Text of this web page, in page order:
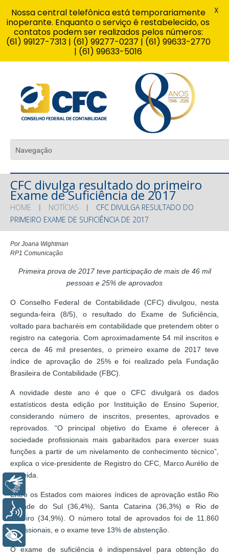
CFC divulga resultado do primeiro
Exame de Suficiência de 2017
HOME NOTÍCIAS
CFC DIVULGA RESULTADO DO
PRIMEIRO EXAME DE SUFICIÊNCIA DE 2017
Por Joana Wightman
RP1 Comunicação
Primeira prova de 2017 teve participação de mais de 46 mil
pessoas e 25% de aprovados
O Conselho Federal de Contabilidade (CFC) divulgou, nesta
segunda-feira (8/5), o resultado do Exame de Suficiência,
voltado para bacharéis em contabilidade que pretendem obter o
registro na categoria. Com aproximadamente 54 mil inscritos e
cerca de 46 mil presentes, o primeiro exame de 2017 teve
índice de aprovação de 25% e foi realizado pela Fundação
Brasileira de Contabilidade (FBC).
A novidade deste ano é que o CFC divulgará os dados
estatísticos desta edição por Instituição de Ensino Superior,
considerando número de inscritos, presentes, aprovados e
reprovados. “O principal objetivo do Exame é oferecer à
sociedade profissionais mais gabaritados para exercer suas
funções a partir de um nivelamento de conhecimento técnico”,
explica o vice-presidente de Registro do CFC, Marco Aurélio de
Almeida.
Entre os Estados com maiores índices de aprovação estão Rio
Grande do Sul (36,4%), Santa Catarina (36,3%) e Rio de
Janeiro (34,9%). O número total de aprovados foi de 11.860
profissionais, e o exame teve 13% de abstenção.
O exame de suficiência é indispensável para obtenção do
Nossa central telefônica está temporariamente
inoperante. Enquanto o serviço é restabelecido, os
contatos podem ser realizados pelos números:
(61) 99127-7313 | (61) 99277-0237 | (61) 99633-2770
| (61) 99633-5016
X
Voz
+ Acessibilidade